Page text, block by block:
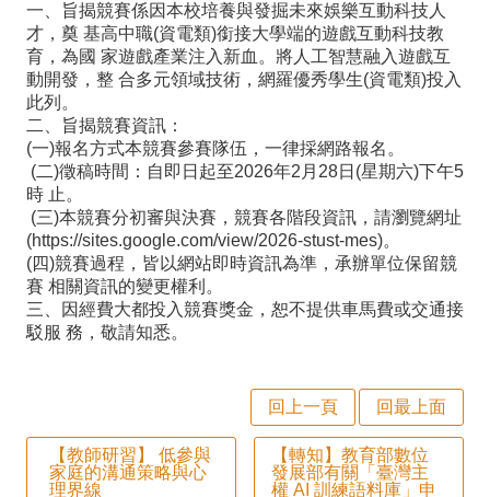
專
區
學
專
區
行
政
系
一、旨揭競賽係因本校培養與發掘未來娛樂互動科技人
才，奠 基高中職(資電類)銜接大學端的遊戲互動科技教
育，為國 家遊戲產業注入新血。將人工智慧融入遊戲互
動開發，整 合多元領域技術，網羅優秀學生(資電類)投入
此列。
二、旨揭競賽資訊：
(一)報名方式本競賽參賽隊伍，一律採網路報名。
(二)徵稿時間：自即日起至2026年2月28日(星期六)下午5
時 止。
(三)本競賽分初審與決賽，競賽各階段資訊，請瀏覽網址
(https://sites.google.com/view/2026-stust-mes)。
(四)競賽過程，皆以網站即時資訊為準，承辦單位保留競
賽 相關資訊的變更權利。
三、因經費大都投入競賽獎金，恕不提供車馬費或交通接
駁服 務，敬請知悉。
回上一頁 回最上面
【教師研習】 低參與
家庭的溝通策略與心
理界線
【轉知】教育部數位
發展部有關「臺灣主
權 AI 訓練語料庫」申